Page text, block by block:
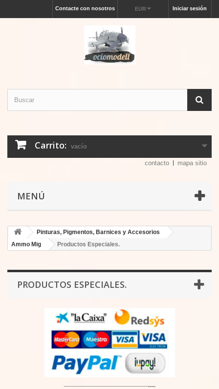
Iniciar sesión
EUR
Contacte con nosotros
Carrito: vacío
contacto mapa sitio
MENÚ
Pinturas, Pigmentos, Barnices y Accesorios
Ammo Mig
Productos Especiales.
PRODUCTOS ESPECIALES.
-----------------------------------------------